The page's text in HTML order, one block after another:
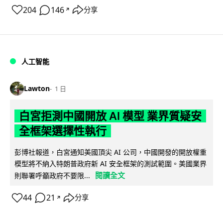
204 146 ↗ 分享
人工智能
Lawton 1 日
白宮拒測中國開放 AI 模型 業界質疑安
全框架選擇性執行
彭博社報道，白宮通知美國頂尖 AI 公司，中國開發的開放權重
模型將不納入特朗普政府新 AI 安全框架的測試範圍。美國業界
則聯署呼籲政府不要限...
閱讀全文
44 21 ↗ 分享